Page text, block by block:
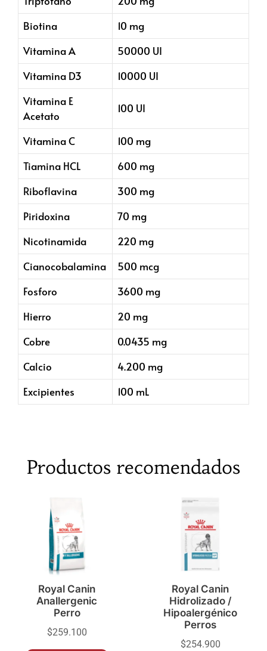
Biotina
10 mg
Vitamina A
50000 UI
Vitamina D3
10000 UI
Vitamina E
Acetato
100 UI
Vitamina C
100 mg
Tiamina HCL
600 mg
Riboflavina
300 mg
Piridoxina
70 mg
Nicotinamida
220 mg
Cianocobalamina
500 mcg
Fosforo
3600 mg
Hierro
20 mg
Cobre
0.0435 mg
Calcio
4.200 mg
Excipientes
100 mL
Productos recomendados
Royal Canin
Anallergenic
Perro
$259.100
Royal Canin
Hidrolizado /
Hipoalergénico
Perros
$254.900